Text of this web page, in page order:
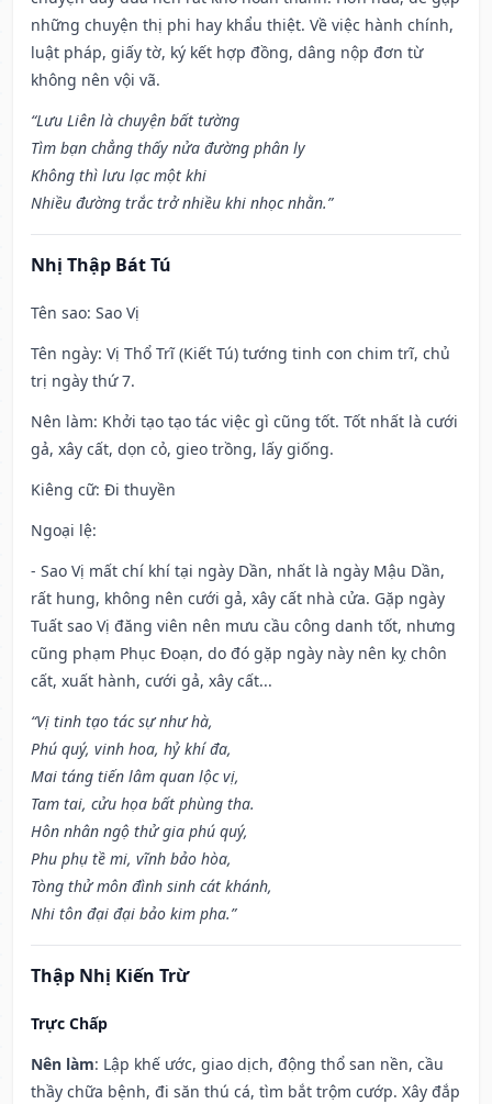
những chuyện thị phi hay khẩu thiệt. Về việc hành chính,
luật pháp, giấy tờ, ký kết hợp đồng, dâng nộp đơn từ
không nên vội vã.
“Lưu Liên là chuyện bất tường
Tìm bạn chẳng thấy nửa đường phân ly
Không thì lưu lạc một khi
Nhiều đường trắc trở nhiều khi nhọc nhằn.”
Nhị Thập Bát Tú
Tên sao: Sao Vị
Tên ngày: Vị Thổ Trĩ (Kiết Tú) tướng tinh con chim trĩ, chủ
trị ngày thứ 7.
Nên làm: Khởi tạo tạo tác việc gì cũng tốt. Tốt nhất là cưới
gả, xây cất, dọn cỏ, gieo trồng, lấy giống.
Kiêng cữ: Đi thuyền
Ngoại lệ:
- Sao Vị mất chí khí tại ngày Dần, nhất là ngày Mậu Dần,
rất hung, không nên cưới gả, xây cất nhà cửa. Gặp ngày
Tuất sao Vị đăng viên nên mưu cầu công danh tốt, nhưng
cũng phạm Phục Đoạn, do đó gặp ngày này nên kỵ chôn
cất, xuất hành, cưới gả, xây cất...
“Vị tinh tạo tác sự như hà,
Phú quý, vinh hoa, hỷ khí đa,
Mai táng tiến lâm quan lộc vị,
Tam tai, cửu họa bất phùng tha.
Hôn nhân ngộ thử gia phú quý,
Phu phụ tề mi, vĩnh bảo hòa,
Tòng thử môn đình sinh cát khánh,
Nhi tôn đại đại bảo kim pha.”
Thập Nhị Kiến Trừ
Trực Chấp
Nên làm: Lập khế ước, giao dịch, động thổ san nền, cầu
thầy chữa bệnh, đi săn thú cá, tìm bắt trộm cướp. Xây đắp